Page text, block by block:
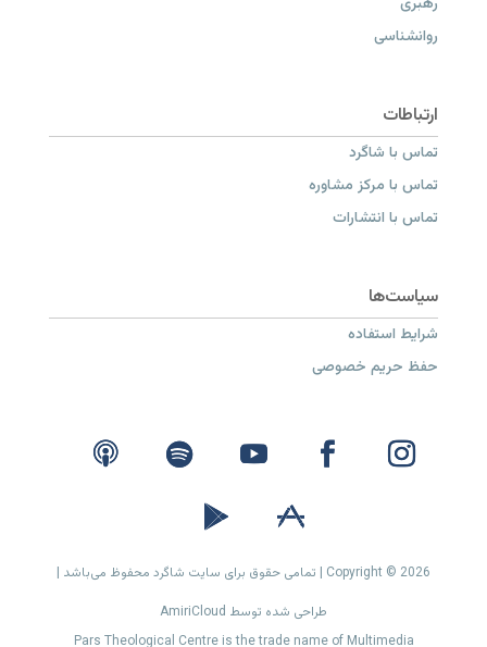
روانشناسی
تماس با شاگرد
تماس با مرکز مشاوره
تماس با انتشارات
شرایط استفاده
حفظ حریم خصوصی
Copyright © 2026 | تمامی حقوق برای سایت شاگرد محفوظ می‌باشد |
طراحی شده توسط AmiriCloud
Pars Theological Centre is the trade name of Multimedia